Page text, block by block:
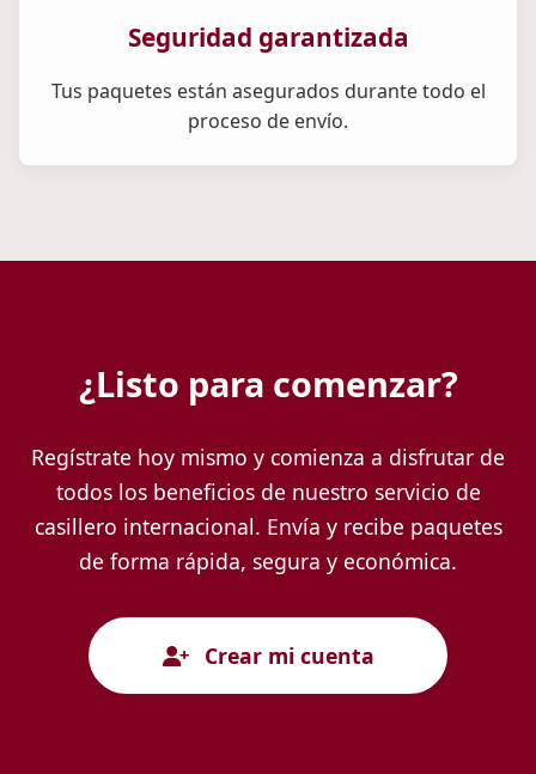
Seguridad garantizada
Tus paquetes están asegurados durante todo el
proceso de envío.
¿Listo para comenzar?
Regístrate hoy mismo y comienza a disfrutar de
todos los beneficios de nuestro servicio de
casillero internacional. Envía y recibe paquetes
de forma rápida, segura y económica.
Crear mi cuenta